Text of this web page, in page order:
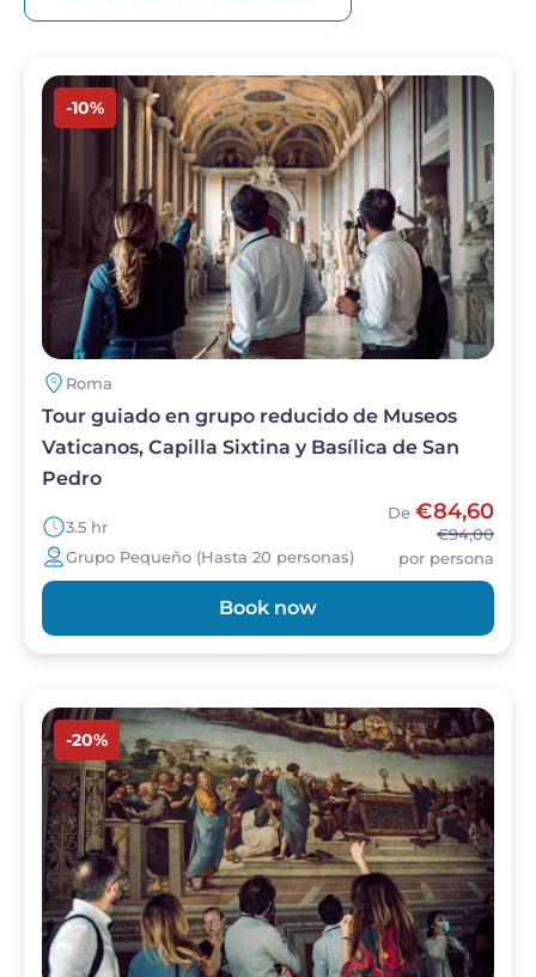
Imagen
-10%
Roma
Tour guiado en grupo reducido de Museos
Vaticanos, Capilla Sixtina y Basílica de San
Pedro
3.5 hr
Grupo Pequeño (Hasta 20 personas)
De €84,60
€94,00
por persona
Book now
Imagen
-20%